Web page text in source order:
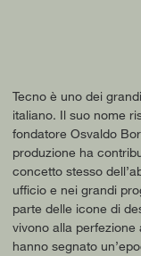
Tecno è uno dei
italiano. Il suo nome
fondatore Osvaldo
produzione ha
concetto stesso
ufficio e nei grandi
parte delle icone di
vivono alla perfezione
hanno segnato